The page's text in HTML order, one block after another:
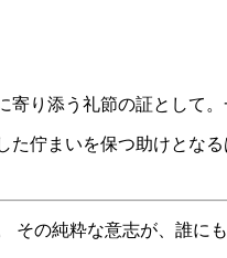
寄り添う礼節の証として
佇まいを保つ助けとなる
その純粋な意志が、誰に